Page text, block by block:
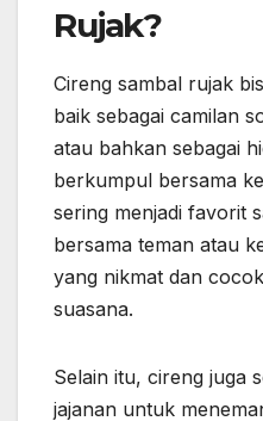
Rujak?
Cireng sambal rujak
baik sebagai camilan
atau bahkan sebagai
berkumpul bersama
sering menjadi favorit
bersama teman atau
yang nikmat dan
suasana.
Selain itu, cireng juga
jajanan untuk